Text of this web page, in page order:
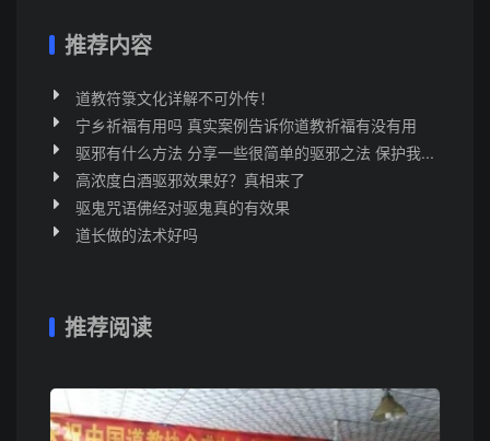
推荐内容
道教符箓文化详解不可外传！
宁乡祈福有用吗 真实案例告诉你道教祈福有没有用
驱邪有什么方法 分享一些很简单的驱邪之法 保护我...
高浓度白酒驱邪效果好？真相来了
驱鬼咒语佛经对驱鬼真的有效果
道长做的法术好吗
推荐阅读